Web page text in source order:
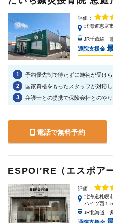
評価：
北海道恵庭
JR千歳線
通院支援金
1
予約優先制で待たずに施術が受け
2
国家資格をもったスタッフが対応
3
弁護士との提携で保険会社とのや
電話で無料予約
ESPOI'RE（エスポア
評価：
北海道札幌
ハイツ西１
JR北海道